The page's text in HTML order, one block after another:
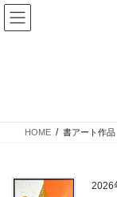
コ
ン
動
ナ
ビ
に
HOME 書アート作品
2026